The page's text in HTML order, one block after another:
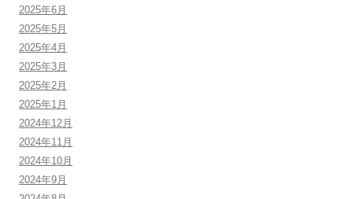
2025年6月
2025年5月
2025年4月
2025年3月
2025年2月
2025年1月
2024年12月
2024年11月
2024年10月
2024年9月